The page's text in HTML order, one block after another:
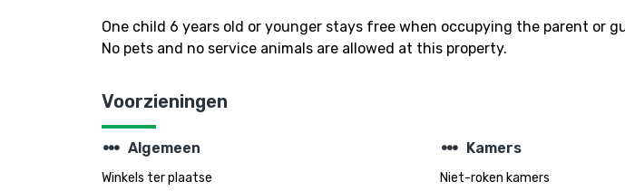
One child 6 years old or younger stays free when occupying the parent or
No pets and no service animals are allowed at this property.
Voorzieningen
steppers Algemeen
Winkels ter plaatse
steppers Kamers
Niet-roken kamers